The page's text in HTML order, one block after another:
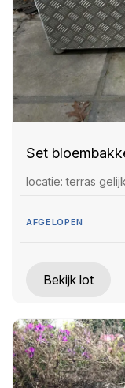
Set
locatie: terras
AFGELOPEN
Bekijk lot